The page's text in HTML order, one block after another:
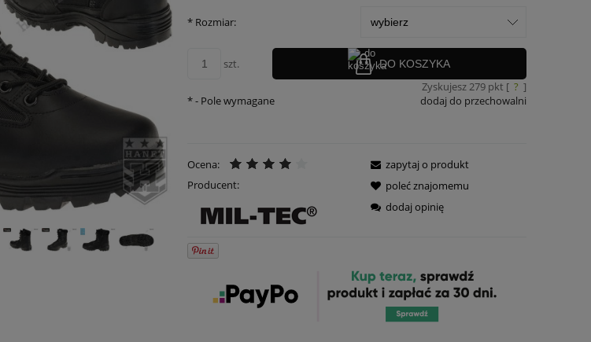
* Rozmiar:
szt. DO KOSZYKA
Zyskujesz279pkt [ ? ]
dodaj do przechowalni
*- Pole wymagane
Ocena:
Producent:
zapytaj o produkt
poleć znajomemu
dodaj opinię